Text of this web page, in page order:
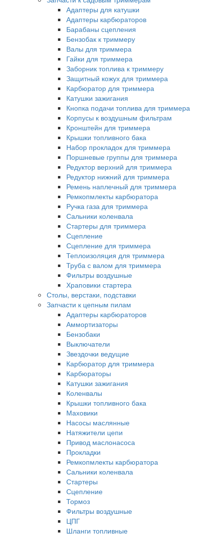
Адаптеры для катушки
Адаптеры карбюраторов
Барабаны сцепления
Бензобак к триммеру
Валы для триммера
Гайки для триммера
Заборник топлива к триммеру
Защитный кожух для триммера
Карбюратор для триммера
Катушки зажигания
Кнопка подачи топлива для триммера
Корпусы к воздушным фильтрам
Кронштейн для триммера
Крышки топливного бака
Набор прокладок для триммера
Поршневые группы для триммера
Редуктор верхний для триммера
Редуктор нижний для триммера
Ремень наплечный для триммера
Ремкопмлекты карбюратора
Ручка газа для триммера
Сальники коленвала
Стартеры для триммера
Сцепление
Сцепление для триммера
Теплоизоляция для триммера
Труба с валом для триммера
Фильтры воздушные
Храповики стартера
Столы, верстаки, подставки
Запчасти к цепным пилам
Адаптеры карбюраторов
Аммортизаторы
Бензобаки
Выключатели
Звездочки ведущие
Карбюратор для триммера
Карбюраторы
Катушки зажигания
Коленвалы
Крышки топливного бака
Маховики
Насосы маслянные
Натяжители цепи
Привод маслонасоса
Прокладки
Ремкопмлекты карбюратора
Сальники коленвала
Стартеры
Сцепление
Тормоз
Фильтры воздушные
ЦПГ
Шланги топливные